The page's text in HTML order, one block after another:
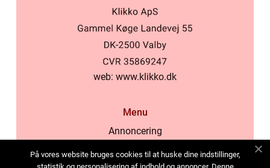
web: www.klikko.dk
Menu
Annoncering
Cookies
På vores website bruges cookies til at huske dine indstillinger,